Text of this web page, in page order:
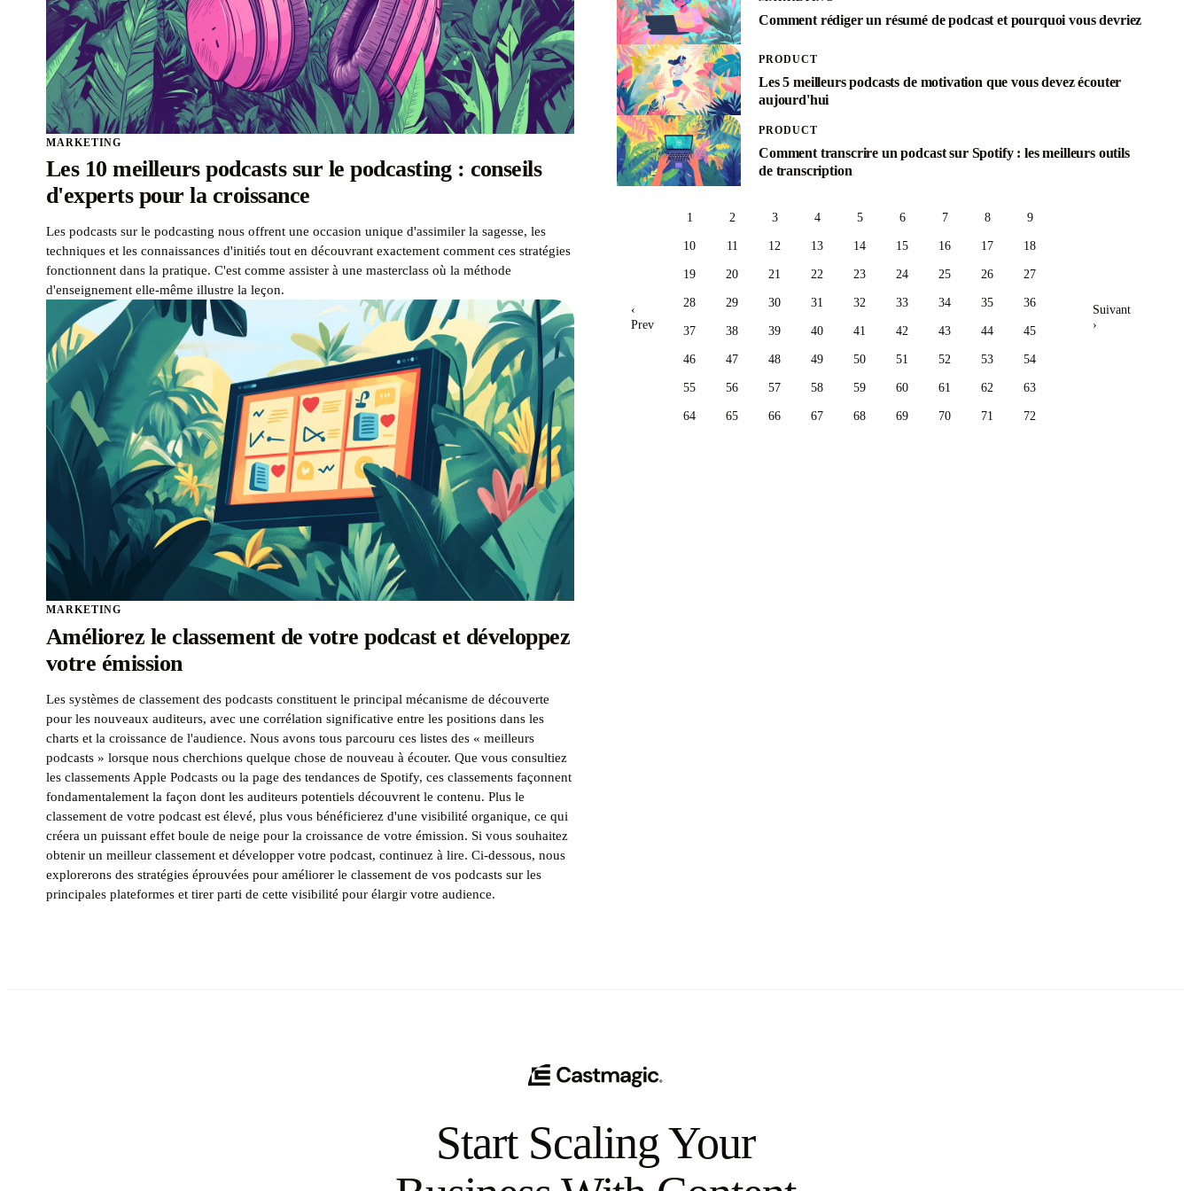
MARKETING
Les 10 meilleurs podcasts sur le podcasting : conseils
d'experts pour la croissance
Les podcasts sur le podcasting nous offrent une occasion unique d'assimiler la sagesse, les
techniques et les connaissances d'initiés tout en découvrant exactement comment ces stratégies
fonctionnent dans la pratique. C'est comme assister à une masterclass où la méthode
d'enseignement elle-même illustre la leçon.
MARKETING
Améliorez le classement de votre podcast et développez
votre émission
Les systèmes de classement des podcasts constituent le principal mécanisme de découverte
pour les nouveaux auditeurs, avec une corrélation significative entre les positions dans les
charts et la croissance de l'audience. Nous avons tous parcouru ces listes des « meilleurs
podcasts » lorsque nous cherchions quelque chose de nouveau à écouter. Que vous consultiez
les classements Apple Podcasts ou la page des tendances de Spotify, ces classements façonnent
fondamentalement la façon dont les auditeurs potentiels découvrent le contenu. Plus le
classement de votre podcast est élevé, plus vous bénéficierez d'une visibilité organique, ce qui
créera un puissant effet boule de neige pour la croissance de votre émission. Si vous souhaitez
obtenir un meilleur classement et développer votre podcast, continuez à lire. Ci-dessous, nous
explorerons des stratégies éprouvées pour améliorer le classement de vos podcasts sur les
principales plateformes et tirer parti de cette visibilité pour élargir votre audience.
Comment rédiger un résumé de podcast et pourquoi vous devriez
PRODUCT
Les 5 meilleurs podcasts de motivation que vous devez écouter
aujourd'hui
PRODUCT
Comment transcrire un podcast sur Spotify : les meilleurs outils
de transcription
‹
Prev
1 2 3 4 5 6 7 8 9
10 11 12 13 14 15 16 17 18
19 20 21 22 23 24 25 26 27
28 29 30 31 32 33 34 35 36
37 38 39 40 41 42 43 44 45
46 47 48 49 50 51 52 53 54
55 56 57 58 59 60 61 62 63
64 65 66 67 68 69 70 71 72
Suivant
›
Start Scaling Your